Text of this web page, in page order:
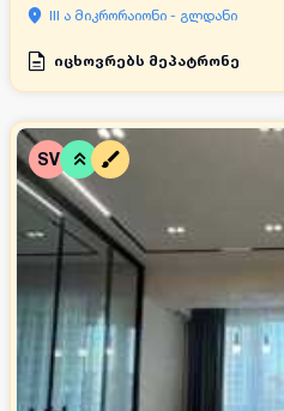
III ა მიკრორაიონი - გლდანი
იცხოვრებს მეპატრონე
SV